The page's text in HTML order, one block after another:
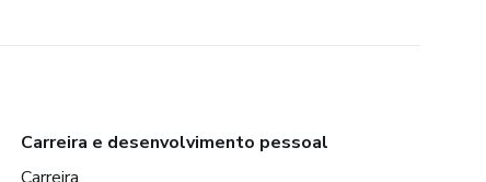
Carreira e desenvolvimento pessoal